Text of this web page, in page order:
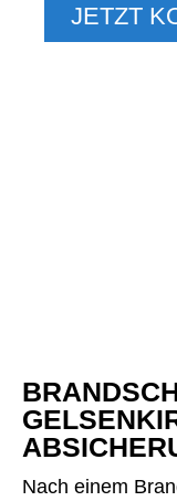
JETZT
Nach einem